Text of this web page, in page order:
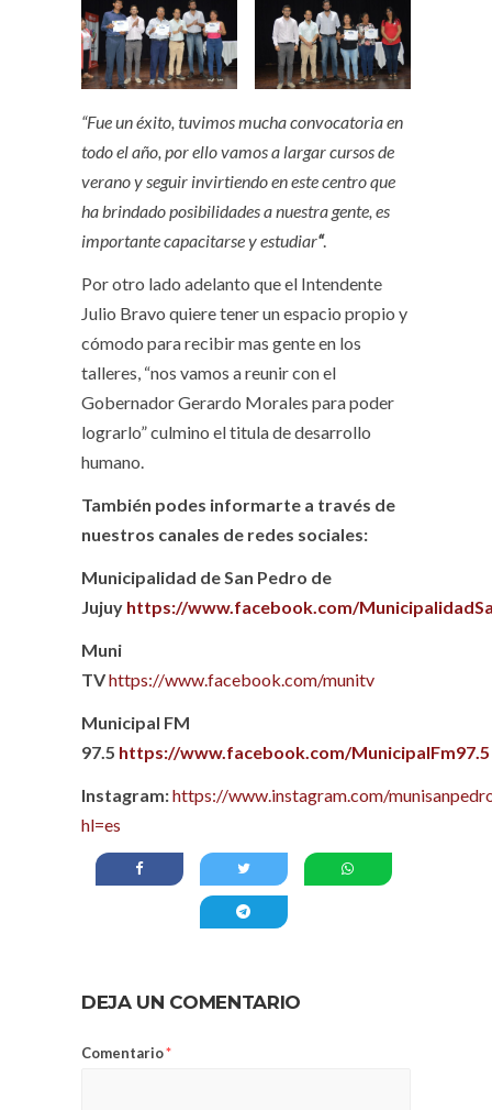
“Fue un éxito, tuvimos mucha convocatoria en
todo el año, por ello vamos a largar cursos de
verano y seguir invirtiendo en este centro que
ha brindado posibilidades a nuestra gente, es
importante capacitarse y estudiar“.
Por otro lado adelanto que el Intendente
Julio Bravo quiere tener un espacio propio y
cómodo para recibir mas gente en los
talleres, “nos vamos a reunir con el
Gobernador Gerardo Morales para poder
lograrlo” culmino el titula de desarrollo
humano.
También podes informarte a través de
nuestros canales de redes sociales:
Municipalidad de San Pedro de
Jujuy https://www.facebook.com/
Muni
TVhttps://www.facebook.com/munitv
Municipal FM
97.5 https://www.facebook.com/MunicipalFm97.5
Instagram:https://www.instagram.com/
hl=es
DEJA UN COMENTARIO
Comentario*